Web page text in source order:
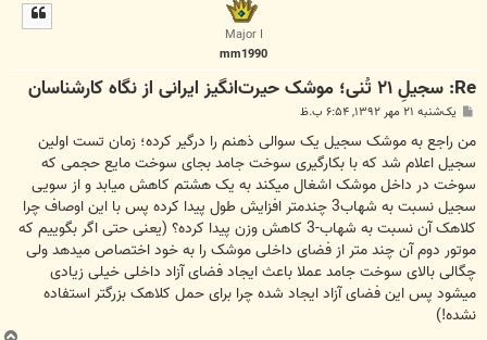
Major I
mm1990
Re: سجیلِ ۲۱ تُنی؛ موشک حیرت‌انگیز‌ ایرانی از نگاه کارشناسان
ت
یک‌شنبه ۲۱ مهر ۱۳۹۲, ۶:۵۴ ب.ظ
من راجع به موشک سجیل یک سوالی ذهنم را درگیر کرده؛ زمان تست اولین
سجیل اعلام شد که با بکارگیری سوخت جامد بجای سوخت مایع حجمی که
سوخت در داخل موشک اشغال میکند به یک هشتم کاهش میابد و از سویی
سجیل نسبت به شهاب3 چندمتر افزایش طول پیدا کرده پس با این اوصاف چرا
کلاهک آن نسبت به شهاب-3 کاهش وزن پیدا کرده؟ (یعنی حتی اگر بگوییم که
موتور دوم آن چند متر از فضای داخلی موشک را به خود اختصاص میدهد ولی
چگالی بالای سوخت جامد عملا باعث ایجاد فضای آزاد داخلی خیلی زیادی
میشود پس این فضای آزاد ایجاد شده چرا برای حمل کلاهک بزرگتر استفاده
نشده!)